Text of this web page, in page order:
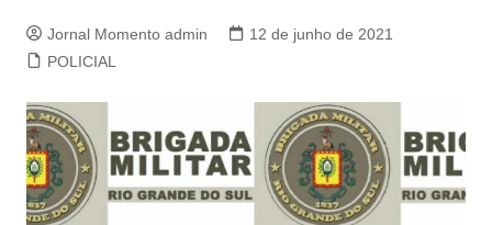
Jornal Momento admin
12 de junho de 2021
POLICIAL